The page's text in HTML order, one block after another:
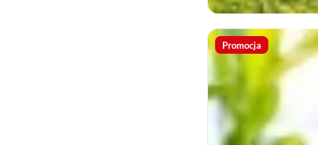
Promocja